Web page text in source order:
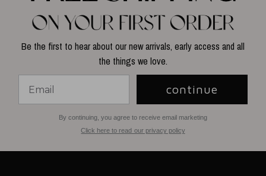
Be the first to hear about our new arrivals, early access and all
the things we love.
continue
By continuing, you agree to receive email marketing
Click here to read our privacy policy